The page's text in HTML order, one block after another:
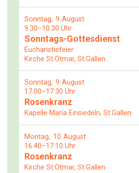
Sonntag 9 August
9.30–10.30 Uhr
Sonntags-Gottesdienst
Eucharistiefeier
Kirche St.Otmar, St.Gallen
Sonntag 9 August
17.00–17.30 Uhr
Rosenkranz
Kapelle Maria Einsiedeln, St.Gallen
Montag 10 August
16.40–17.10 Uhr
Rosenkranz
Kirche St.Otmar, St.Gallen